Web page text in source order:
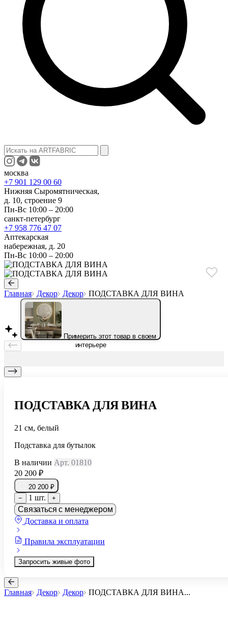
москва
+7 901 129 00 60
Нижняя Сыромятническая,
д. 10, строение 9
Пн-Вс 10:00 – 20:00
санкт-петербург
+7 958 776 47 07
Аптекарская
набережная, д. 20
Пн-Вс 10:00 – 20:00
Главная Декор Декор ПОДСТАВКА ДЛЯ ВИНА
Примерить этот товар в своем
интерьере
ПОДСТАВКА ДЛЯ ВИНА
21 см, белый
Подставка для бутылок
В наличии Арт. 01810
20 200 ₽
20 200 ₽
−
1 шт. +
Связаться с менеджером
Доставка и оплата
Правила эксплуатации
Запросить живые фото
Главная Декор Декор ПОДСТАВКА ДЛЯ ВИНА...